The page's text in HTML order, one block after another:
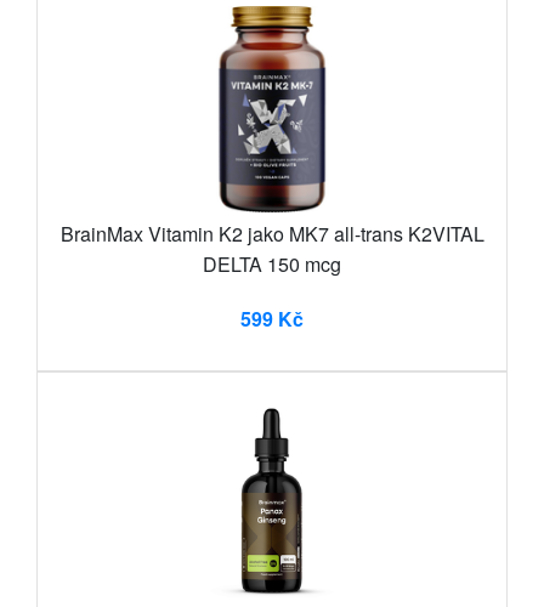
BrainMax Vitamin K2 jako MK7 all-trans K2VITAL
DELTA 150 mcg
599 Kč